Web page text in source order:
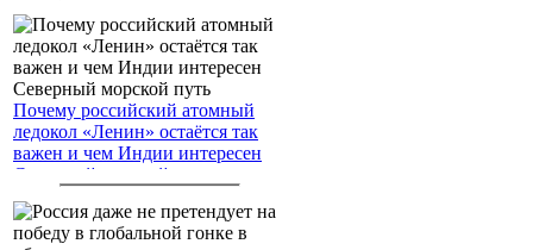
Почему российский атомный
ледокол «Ленин» остаётся так
важен и чем Индии интересен
Северный морской путь